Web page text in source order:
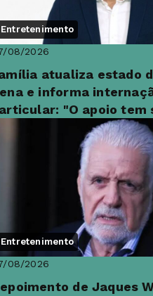
Entretenimento
08/2026
atualiza estado
e informa
"O apoio tem
Entretenimento
08/2026
de Jaques